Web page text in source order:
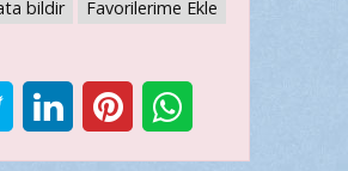
bildir Favorilerime Ekle